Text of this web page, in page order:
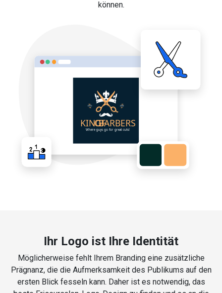
können.
Ihr Logo ist Ihre Identität
Möglicherweise fehlt Ihrem Branding eine zusätzliche
Prägnanz, die die Aufmerksamkeit des Publikums auf den
ersten Blick fesseln kann. Daher ist es notwendig, das